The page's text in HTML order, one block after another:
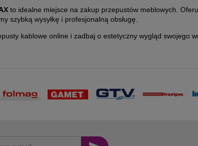
to idealne miejsce na zakup przepustów meblowych.
szybką wysyłkę i profesjonalną obsługę.
kablowe online i zadbaj o estetyczny wygląd swojego